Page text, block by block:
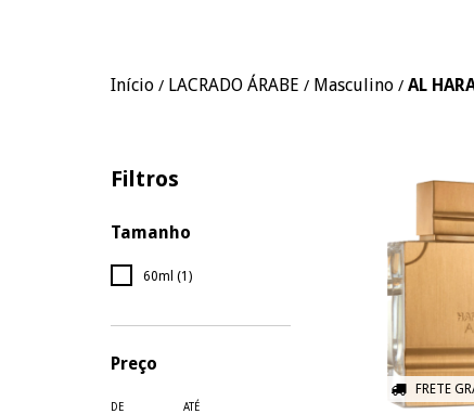
Início / LACRADO ÁRABE / Masculino / AL
Filtros
Tamanho
60ml (1)
Preço
DE ATÉ
FRETE